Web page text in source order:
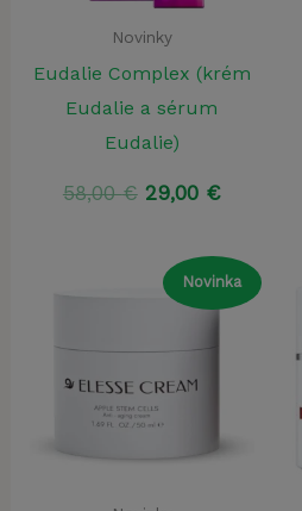
Novinky
Eudalie Complex (krém
Eudalie a sérum
Eudalie)
58,00€ Pôvodná
58,00 €.
29,00 €Aktuálna
29,00 €.
Novinka